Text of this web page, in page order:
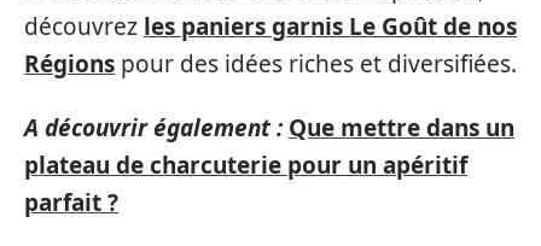
découvrez les paniers garnis Le Goût de nos
Régions pour des idées riches et diversifiées.
A découvrir également : Que mettre dans un
plateau de charcuterie pour un apéritif
parfait ?